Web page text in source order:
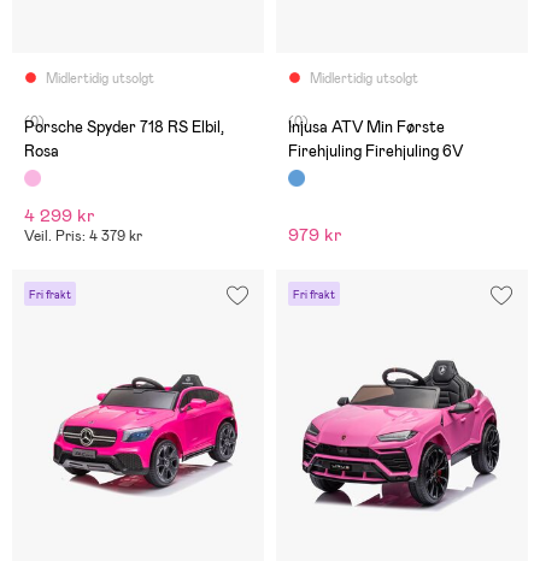
Midlertidig utsolgt
(0)
Porsche Spyder 718 RS Elbil,
Rosa
4 299 kr
Veil. Pris: 4 379 kr
Midlertidig utsolgt
(0)
Injusa ATV Min Første
Firehjuling Firehjuling 6V
979 kr
Fri frakt Fri frakt